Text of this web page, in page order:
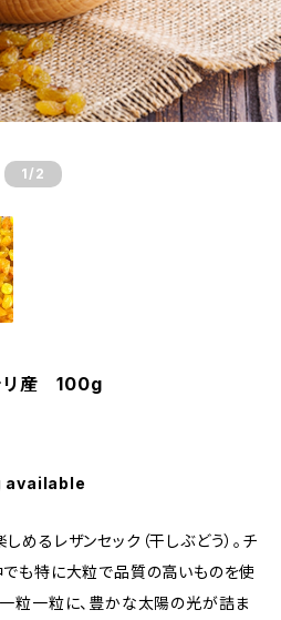
1 /2
リ産 100g
available
めるレザンセック（干しぶどう）。チ
でも特に大粒で品質の高いものを使
粒一粒に、豊かな太陽の光が詰ま